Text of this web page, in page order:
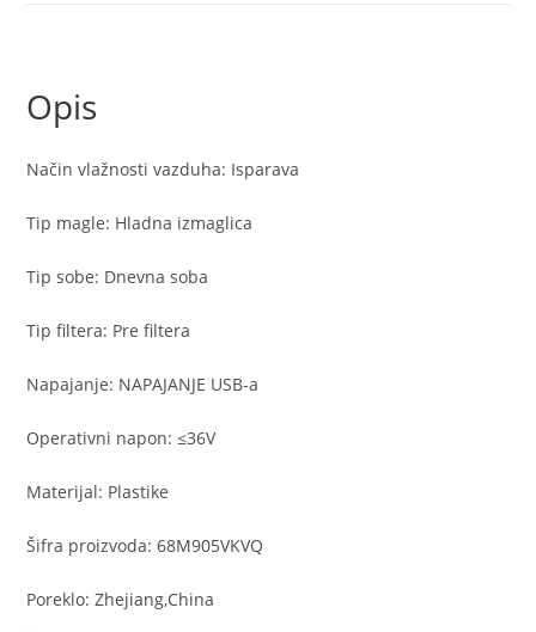
Opis
Način vlažnosti vazduha: Isparava
Tip magle: Hladna izmaglica
Tip sobe: Dnevna soba
Tip filtera: Pre filtera
Napajanje: NAPAJANJE USB-a
Operativni napon: ≤36V
Materijal: Plastike
Šifra proizvoda: 68M905VKVQ
Poreklo: Zhejiang,China